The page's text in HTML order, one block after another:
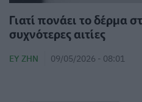
Γιατί πονάει το δέρμα
συχνότερες αιτίες
ΕΥ ΖΗΝ 09/05/2026 - 08:01